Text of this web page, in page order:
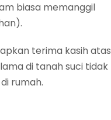
biasa memanggil
terima kasih atas
di tanah suci tidak
rumah.